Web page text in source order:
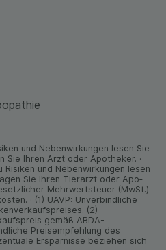
und Neben­wirkungen lesen Sie
Sie Ihren Arzt oder Apo­theker. ·
und Neben­wirkungen lesen
Sie Ihren Tier­arzt oder Apo­
Mehrwertsteuer (MwSt.)
· (1) UAVP: Unverbindliche
(2)
gemäß ABDA-
Preisempfehlung des
Ersparnisse beziehen sich